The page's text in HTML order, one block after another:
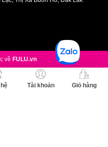
Tài khoản Giỏ hàng
sống
Mặt nạ năng lượng vitamin tổng
hợp các thành phần vitamin tổng
chỉ làm sáng da xỉn màu, mà
về FULU.vn